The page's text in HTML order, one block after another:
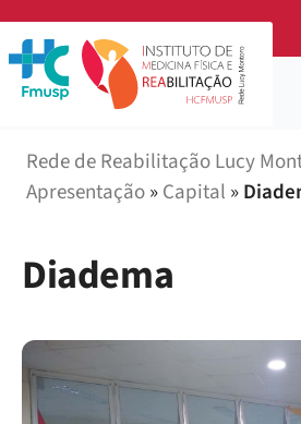
Rede de Reabilitação Lucy
Apresentação»Capital »
Diadema